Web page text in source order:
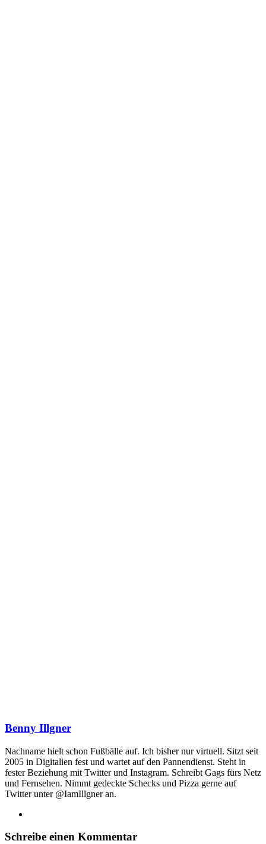
Benny Illgner
Nachname hielt schon Fußbälle auf. Ich bisher nur virtuell. Sitzt seit
2005 in Digitalien fest und wartet auf den Pannendienst. Steht in
fester Beziehung mit Twitter und Instagram. Schreibt Gags fürs Netz
und Fernsehen. Nimmt gedeckte Schecks und Pizza gerne auf
Twitter unter @IamIllgner an.
Schreibe einen Kommentar